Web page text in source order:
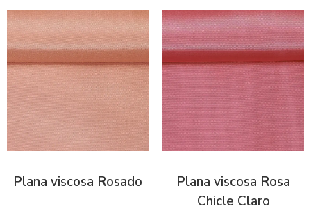
Plana viscosa Rosado
Plana viscosa Rosa
Chicle Claro